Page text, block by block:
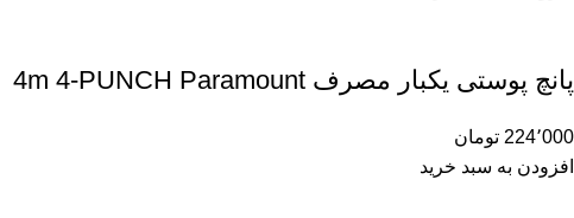
پانچ پوستی یکبار مصرف 4m 4-PUNCH Paramount
224٬000 تومان
افزودن به سبد خرید